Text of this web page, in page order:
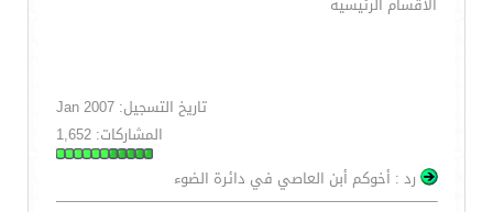
تاريخ التسجيل: Jan 2007
المشاركات: 1,652
رد : أخوكم أبن العاصي في دائرة الضوء